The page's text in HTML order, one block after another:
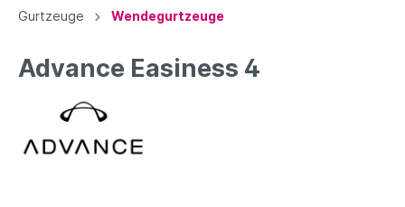
Gurtzeuge Wendegurtzeuge
Advance Easiness 4